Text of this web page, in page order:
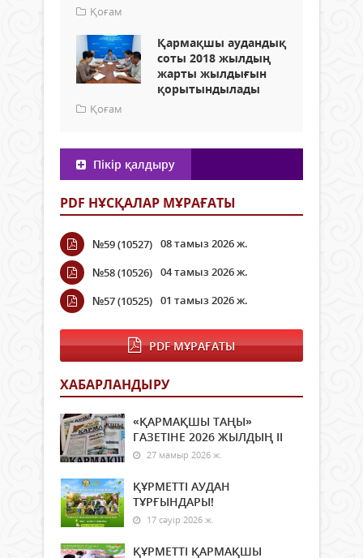
Қоғам
Қармақшы аудандық
соты 2018 жылдың
жарты жылдығын
қорытындылады
Қоғам
Пікір қалдыру
PDF НҰСҚАЛАР МҰРАҒАТЫ
№59 (10527) 08 тамыз 2026 ж.
№58 (10526) 04 тамыз 2026 ж.
№57 (10525) 01 тамыз 2026 ж.
PDF МҰРАҒАТЫ
ХАБАРЛАНДЫРУ
«ҚАРМАҚШЫ ТАҢЫ»
ГАЗЕТІНЕ 2026 ЖЫЛДЫҢ ІI
27 мамыр 2026 ж.
ҚҰРМЕТТІ АУДАН
ТҰРҒЫНДАРЫ!
17 сәуір 2026 ж.
ҚҰРМЕТТІ ҚАРМАҚШЫ